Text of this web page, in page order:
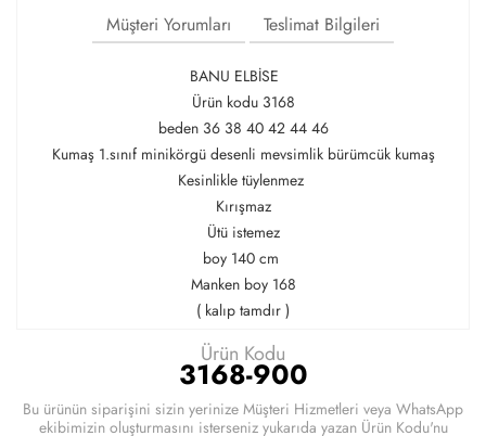
Müşteri Yorumları
Teslimat Bilgileri
BANU ELBİSE
Ürün kodu 3168
beden 36 38 40 42 44 46
Kumaş 1.sınıf minikörgü desenli mevsimlik bürümcük kumaş
Kesinlikle tüylenmez
Kırışmaz
Ütü istemez
boy 140 cm
Manken boy 168
( kalıp tamdır )
Ürün Kodu
3168-900
Bu ürünün siparişini sizin yerinize Müşteri Hizmetleri veya WhatsApp
ekibimizin oluşturmasını isterseniz yukarıda yazan Ürün Kodu'nu